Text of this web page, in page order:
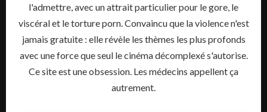
l'admettre, avec un attrait particulier pour le gore, le
viscéral et le torture porn. Convaincu que la violence n'est
jamais gratuite : elle révèle les thèmes les plus profonds
avec une force que seul le cinéma décomplexé s'autorise.
Ce site est une obsession. Les médecins appellent ça
autrement.